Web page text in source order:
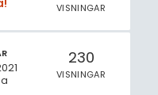
VISNINGAR
230
VISNINGAR